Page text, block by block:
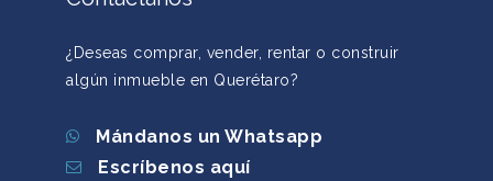
¿Deseas comprar, vender, rentar o construir
algún inmueble en Querétaro?
Mándanos un Whatsapp
Escríbenos aquí